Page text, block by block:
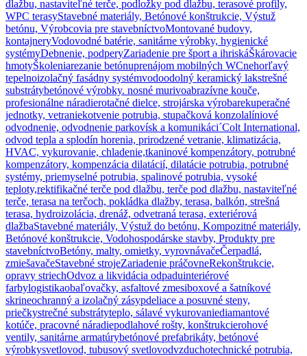
dlažbu, nastaviteľné terče, podložky pod dlažbu, terasové profily,
WPC terasyStavebné materiály, Betónové konštrukcie, Výstuž
betónu, Výrobcovia pre stavebníctvoMontované budovy,
kontajneryVodovodné batérie, sanitárne výrobky, hygienické
systémyDebnenie, podperyZariadenie pre šport a ihriskáŠkárovacie
hmotyŠkoleniarezanie betónuprenájom mobilných WCnehorľavý
tepelnoizolačný fasádny systémvodoodolný keramický lakstrešné
substrátybetónové výrobky. nosné murivoabrazívne kouče,
profesionálne náradierotačné dielce, strojárska výrobarekuperačné
jednotky, vetraniekotvenie potrubia, stupačková konzolalíniové
odvodnenie, odvodnenie parkovísk a komunikáci´Colt International,
odvod tepla a splodín horenia, prirodzené vetranie, klimatizácia,
HVAC, vykurovanie, chladenie,tkaninové kompenzátory, potrubné
kompenzátory, kompenzácia dilatácií, dilatácie potrubia, potrubné
systémy, priemyselné potrubia, spalinové potrubia, vysoké
teploty,rektifikačné terče pod dlažbu, terče pod dlažbu, nastaviteľné
terče, terasa na terčoch, pokládka dlažby, terasa, balkón, strešná
terasa, hydroizolácia, drenáž, odvetraná terasa, exteriérová
dlažbaStavebné materiály, Výstuž do betónu, Kompozitné materiály,
Betónové konštrukcie, Vodohospodárske stavby, Produkty pre
stavebníctvoBetóny, malty, omietky, vyrovnávačeČerpadlá,
zmiešavačeStavebné strojeZariadenie práčovneRekonštrukcie,
opravy striechOdvoz a likvidácia odpaduinteriérové
farbylogistikaobaľovačky, asfaltové zmesiboxové a šatníkové
skrineochranný a izolačný zásypdeliace a posuvné steny,
priečkystrečné substrátyteplo, sálavé vykurovaniediamantové
kotúče, pracovné náradiepodlahové rošty, konštrukcierohové
ventily, sanitárne armatúrybetónové prefabrikáty, betónové
výrobkysvetlovod, tubusový svetlovodvzduchotechnické potrubia,